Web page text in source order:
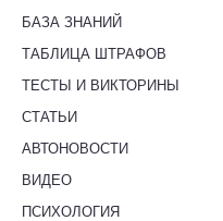
БАЗА ЗНАНИЙ
ТАБЛИЦА ШТРАФОВ
ТЕСТЫ И ВИКТОРИНЫ
СТАТЬИ
АВТОНОВОСТИ
ВИДЕО
ПСИХОЛОГИЯ